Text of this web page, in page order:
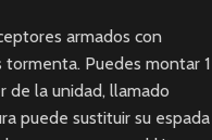
armados con
Puedes montar 1
de la unidad, llamado
puede sustituir su espada